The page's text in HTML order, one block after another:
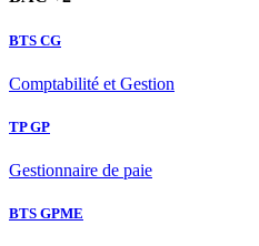
BTS CG
Comptabilité et Gestion
TP GP
Gestionnaire de paie
BTS GPME